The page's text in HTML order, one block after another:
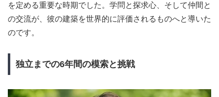
を定める重要な時期でした。学問と探求心、そして仲間と
の交流が、彼の建築を世界的に評価されるものへと導いた
のです。
独立までの6年間の模索と挑戦